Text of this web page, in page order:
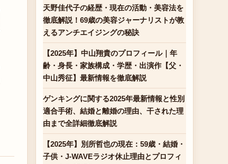
天野佳代子の経歴・現在の活動・美容法を
徹底解説！69歳の美容ジャーナリストが教
えるアンチエイジングの秘訣
【2025年】中山翔貴のプロフィール｜年
齢・身長・家族構成・学歴・出演作【父・
中山秀征】最新情報を徹底解説
ゲンキングに関する2025年最新情報と性別
適合手術、結婚と離婚の理由、干された理
由まで全詳細徹底解説
【2025年】別所哲也の現在：59歳・結婚・
子供・J-WAVEラジオ休止理由とプロフィ